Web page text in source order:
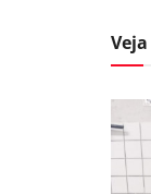
Veja